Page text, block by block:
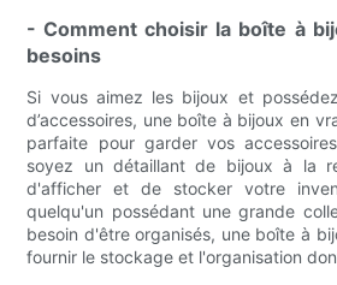
- Comment choisir la boîte à
besoins
Si vous aimez les bijoux et
d’accessoires, une boîte à bijoux en
parfaite pour garder vos
soyez un détaillant de bijoux à la
d'afficher et de stocker votre
quelqu'un possédant une grande
besoin d'être organisés, une boîte à
fournir le stockage et l'organisation